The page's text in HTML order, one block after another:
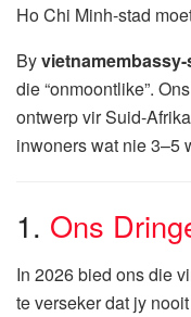
Ho Chi Minh-stad
By
die “onmoontlike”. Ons
ontwerp vir Suid-
inwoners wat nie 3–5
1. Ons
In 2026 bied ons die
te verseker dat jy